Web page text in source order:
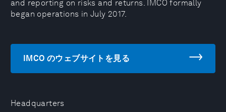
Headquarters
and reporting on risks and returns. IMCO formally
began operations in July 2017.
IMCO のウェブサイトを見る